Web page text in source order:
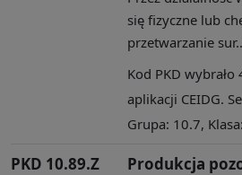
się fizyczne lub
przetwarzanie
Kod PKD
aplikacji CEIDG.
Grupa: 10.7,
PKD 10.89.Z
Produkcja